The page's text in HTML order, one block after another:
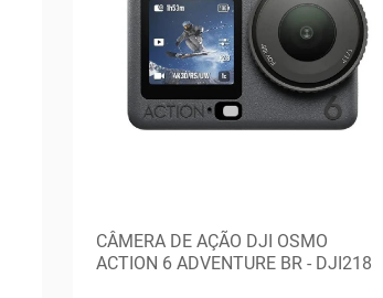
CÂMERA DE AÇÃO DJI OSMO
ACTION 6 ADVENTURE BR - DJI218